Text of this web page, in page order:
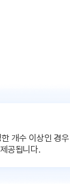
한 개수 이상인 경우
공됩니다.